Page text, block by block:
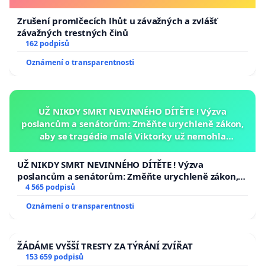
Zrušení promlčecích lhůt u závažných a zvlášť
závažných trestných činů
162 podpisů
Oznámení o transparentnosti
UŽ NIKDY SMRT NEVINNÉHO DÍTĚTE ! Výzva
poslancům a senátorům: Změňte urychleně zákon,
aby se tragédie malé Viktorky už nemohla
UŽ NIKDY SMRT NEVINNÉHO DÍTĚTE ! Výzva
poslancům a senátorům: Změňte urychleně zákon,
aby se tragédie malé Viktorky už nemohla opakovat!
4 565 podpisů
Oznámení o transparentnosti
ŽÁDÁME VYŠŠÍ TRESTY ZA TÝRÁNÍ ZVÍŘAT
153 659 podpisů